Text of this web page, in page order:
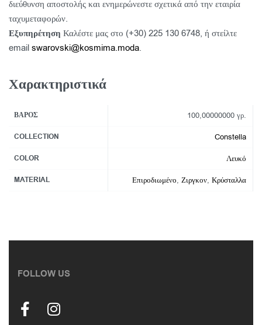
διεύθυνση αποστολής και ενημερώνεστε σχετικά από την εταιρία
ταχυμεταφορών.
Εξυπηρέτηση Καλέστε μας στο (+30) 225 130 6748, ή στείλτε
email swarovski@kosmima.moda.
Χαρακτηριστικά
ΒΆΡΟΣ 100,00000000 γρ.
COLLECTION Constella
COLOR Λευκό
MATERIAL Επιροδιωμένο, Ζιργκον, Κρύσταλλα
FOLLOW US